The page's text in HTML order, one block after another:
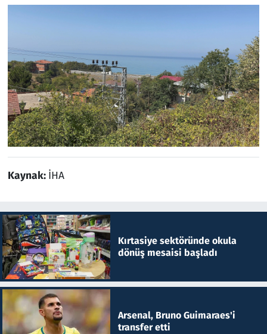
Kaynak: İHA
Kırtasiye sektöründe okula
dönüş mesaisi başladı
Arsenal, Bruno Guimaraes'i
transfer etti